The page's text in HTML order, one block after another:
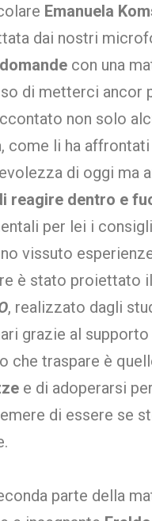
Emanuela
dai nostri
con una
di metterci ancor
non solo
come li ha
di oggi ma
reagire dentro e
per lei i
vissuto
è stato proiettato il
, realizzato dagli
grazie al
che traspare è
e di adoperarsi
di essere se
parte della